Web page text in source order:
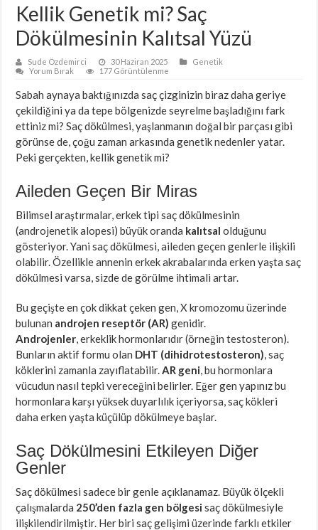
Kellik Genetik mi? Saç
Dökülmesinin Kalıtsal Yüzü
Sude Özdemirci 30 Haziran 2025
Genetik
Yorum Bırak
177 Görüntülenme
Sabah aynaya baktığınızda saç çizginizin biraz daha geriye
çekildiğini ya da tepe bölgenizde seyrelme başladığını fark
ettiniz mi? Saç dökülmesi, yaşlanmanın doğal bir parçası gibi
görünse de, çoğu zaman arkasında genetik nedenler yatar.
Peki gerçekten, kellik genetik mi?
Aileden Geçen Bir Miras
Bilimsel araştırmalar, erkek tipi saç dökülmesinin
(androjenetik alopesi) büyük oranda kalıtsal olduğunu
gösteriyor. Yani saç dökülmesi, aileden geçen genlerle ilişkili
olabilir. Özellikle annenin erkek akrabalarında erken yaşta saç
dökülmesi varsa, sizde de görülme ihtimali artar.
Bu geçişte en çok dikkat çeken gen, X kromozomu üzerinde
bulunan androjen reseptör (AR) genidir.
Androjenler, erkeklik hormonlarıdır (örneğin testosteron).
Bunların aktif formu olan DHT (dihidrotestosteron), saç
köklerini zamanla zayıflatabilir.AR geni, bu hormonlara
vücudun nasıl tepki vereceğini belirler. Eğer gen yapınız bu
hormonlara karşı yüksek duyarlılık içeriyorsa, saç kökleri
daha erken yaşta küçülüp dökülmeye başlar.
Saç Dökülmesini Etkileyen Diğer
Genler
Saç dökülmesi sadece bir genle açıklanamaz. Büyük ölçekli
çalışmalarda 250’den fazla gen bölgesi saç dökülmesiyle
ilişkilendirilmiştir. Her biri saç gelişimi üzerinde farklı etkiler